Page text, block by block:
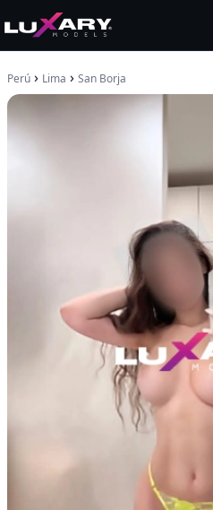
Perú › Lima › San Borja